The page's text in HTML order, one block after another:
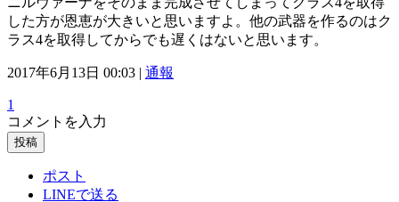
した方が恩恵が大きいと思いますよ。他の武器を作るのはク
ラス4を取得してからでも遅くはないと思います。
2017年6月13日 00:03 | 通報
1
コメントを入力
投稿
ポスト
LINEで送る